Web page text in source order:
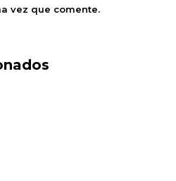
vez que comente.